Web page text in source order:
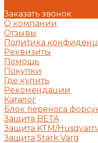
Заказать звонок
О компании
Отзывы
Политика
Реквизиты
Помощь
Покупки
Где купить
Рекомендации
Каталог
Блок переноса
Защита BETA
Защита KTM/
Защита Stark Varg